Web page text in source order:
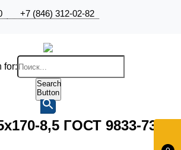
+7 (846) 312-02-82
for:
Search
Button
8,5 ГОСТ 9833-73